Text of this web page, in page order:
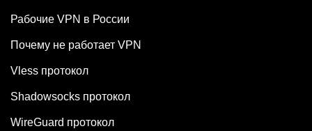
Рабочие VPN в России
Почему не работает VPN
Vless протокол
Shadowsocks протокол
WireGuard протокол